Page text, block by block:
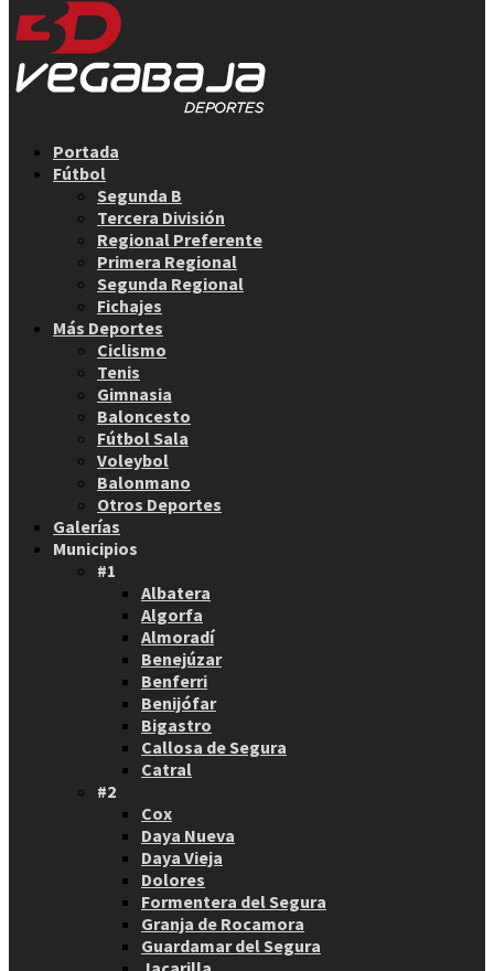
Portada
Fútbol
Segunda B
Tercera División
Regional Preferente
Primera Regional
Segunda Regional
Fichajes
Más Deportes
Ciclismo
Tenis
Gimnasia
Baloncesto
Fútbol Sala
Voleybol
Balonmano
Otros Deportes
Galerías
Municipios
#1
Albatera
Algorfa
Almoradí
Benejúzar
Benferri
Benijófar
Bigastro
Callosa de Segura
Catral
#2
Cox
Daya Nueva
Daya Vieja
Dolores
Formentera del Segura
Granja de Rocamora
Guardamar del Segura